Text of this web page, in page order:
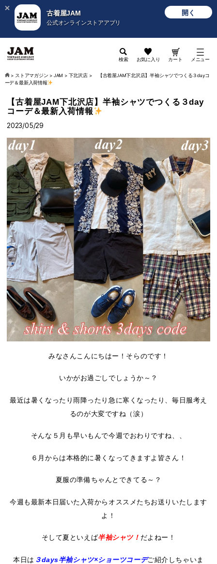
古着屋JAM
公式オンラインストアアプリ
開く
検索 お気に入り カート メニュー
> ストアマガジン > JAM > 下北沢店>
【古着屋JAM下北沢店】半袖シャツでつくる３dayコ
ーデ＆最新入荷情報
【古着屋JAM下北沢店】半袖シャツでつくる３day
コーデ＆最新入荷情報
2023/05/29
みなさんこんにちはー！そらのです！
いかがお過ごしでしょうか～？
最近は暑くなったり雨降ったり急に寒くなったり、毎日服考え
るのが大変ですね（涙）
そんな５月も早いもんで今週でおわりですね、、
６月からは本格的に暑くなってきますよ皆さん！
夏服の準備ちゃんとできてる～？
今週も最新本日届いた入荷からオススメたちお送りいたします
よ！
そして夏といえば半袖シャツ！ だよねー！
本日は ３days半袖シャツ×ショーツコーデご紹介しちゃいま